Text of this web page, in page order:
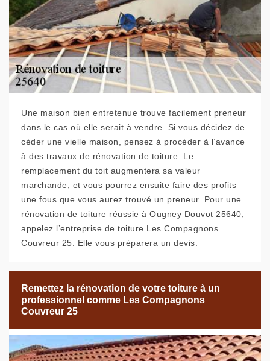
Une maison bien entretenue trouve facilement preneur
dans le cas où elle serait à vendre. Si vous décidez de
céder une vielle maison, pensez à procéder à l’avance
à des travaux de rénovation de toiture. Le
remplacement du toit augmentera sa valeur
marchande, et vous pourrez ensuite faire des profits
une fous que vous aurez trouvé un preneur. Pour une
rénovation de toiture réussie à Ougney Douvot 25640,
appelez l’entreprise de toiture Les Compagnons
Couvreur 25. Elle vous préparera un devis.
Remettez la rénovation de votre toiture à un
professionnel comme Les Compagnons
Couvreur 25